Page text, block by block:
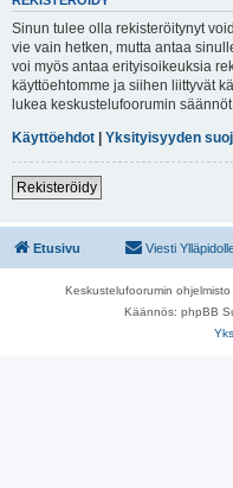
Sinun tulee olla rekisteröitynyt
vie vain hetken, mutta antaa
voi myös antaa erityisoikeuksia
käyttöehtomme ja siihen liittyvät
lukea keskustelufoorumin säännöt.
Käyttöehdot | Yksityisyyden
Rekisteröidy
Etusivu Viesti
Keskustelufoorumin ohjelmisto
Käännös: phpBB